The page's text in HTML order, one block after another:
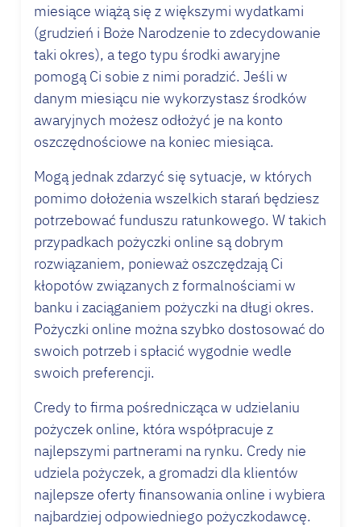
miesiące wiążą się z większymi wydatkami
(grudzień i Boże Narodzenie to zdecydowanie
taki okres), a tego typu środki awaryjne
pomogą Ci sobie z nimi poradzić. Jeśli w
danym miesiącu nie wykorzystasz środków
awaryjnych możesz odłożyć je na konto
oszczędnościowe na koniec miesiąca.
Mogą jednak zdarzyć się sytuacje, w których
pomimo dołożenia wszelkich starań będziesz
potrzebować funduszu ratunkowego. W takich
przypadkach pożyczki online są dobrym
rozwiązaniem, ponieważ oszczędzają Ci
kłopotów związanych z formalnościami w
banku i zaciąganiem pożyczki na długi okres.
Pożyczki online można szybko dostosować do
swoich potrzeb i spłacić wygodnie wedle
swoich preferencji.
Credy to firma pośrednicząca w udzielaniu
pożyczek online, która współpracuje z
najlepszymi partnerami na rynku. Credy nie
udziela pożyczek, a gromadzi dla klientów
najlepsze oferty finansowania online i wybiera
najbardziej odpowiedniego pożyczkodawcę.